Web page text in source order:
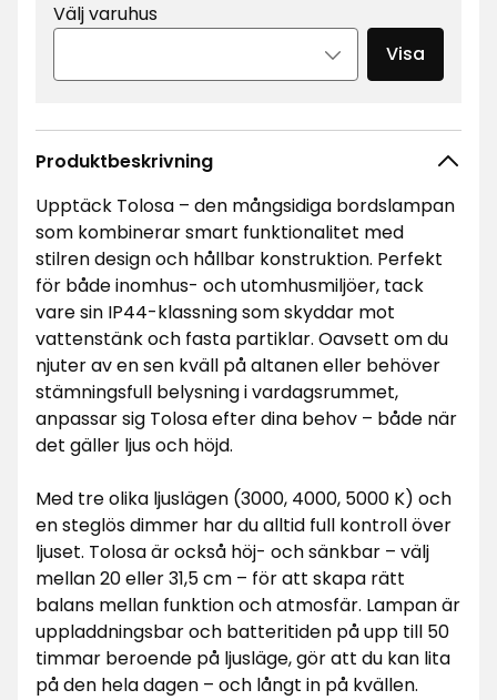
Välj varuhus
Visa
Produktbeskrivning
Upptäck Tolosa – den mångsidiga bordslampan
som kombinerar smart funktionalitet med
stilren design och hållbar konstruktion. Perfekt
för både inomhus- och utomhusmiljöer, tack
vare sin IP44-klassning som skyddar mot
vattenstänk och fasta partiklar. Oavsett om du
njuter av en sen kväll på altanen eller behöver
stämningsfull belysning i vardagsrummet,
anpassar sig Tolosa efter dina behov – både när
det gäller ljus och höjd.
Med tre olika ljuslägen (3000, 4000, 5000 K) och
en steglös dimmer har du alltid full kontroll över
ljuset. Tolosa är också höj- och sänkbar – välj
mellan 20 eller 31,5 cm – för att skapa rätt
balans mellan funktion och atmosfär. Lampan är
uppladdningsbar och batteritiden på upp till 50
timmar beroende på ljusläge, gör att du kan lita
på den hela dagen – och långt in på kvällen.